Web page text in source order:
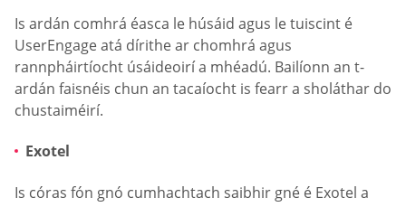
Is ardán comhrá éasca le húsáid agus le tuiscint é
UserEngage atá dírithe ar chomhrá agus
rannpháirtíocht úsáideoirí a mhéadú. Bailíonn an t-
ardán faisnéis chun an tacaíocht is fearr a sholáthar do
chustaiméirí.
Exotel
Is córas fón gnó cumhachtach saibhir gné é Exotel a